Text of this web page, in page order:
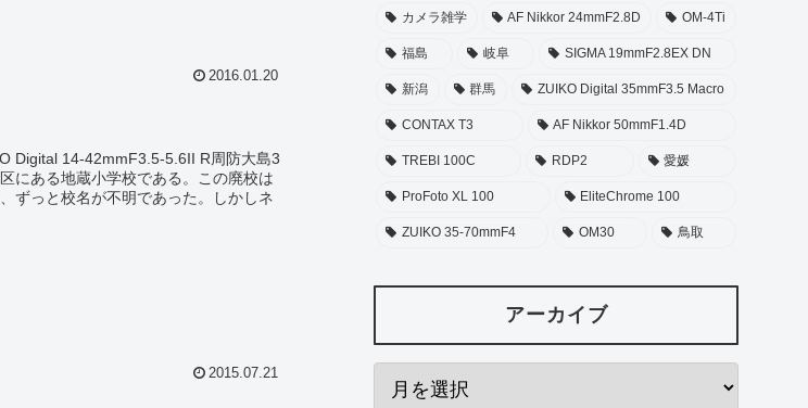
2016.01.20
Digital 14-42mmF3.5-5.6II R周防大島3
にある地蔵小学校である。この廃校は
ずっと校名が不明であった。しかしネ
2015.07.21
カメラ雑学 AF Nikkor 24mmF2.8D OM-4Ti
福島 岐阜 SIGMA 19mmF2.8EX DN
新潟 群馬 ZUIKO Digital 35mmF3.5 Macro
CONTAX T3 AF Nikkor 50mmF1.4D
TREBI 100C RDP2 愛媛
ProFoto XL 100 EliteChrome 100
ZUIKO 35-70mmF4 OM30 鳥取
アーカイブ